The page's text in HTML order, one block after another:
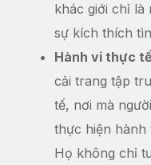
khác giới chỉ là
sự kích thích
Hành vi thực
cải trang tập
tế, nơi mà
thực hiện hành
Họ không chỉ